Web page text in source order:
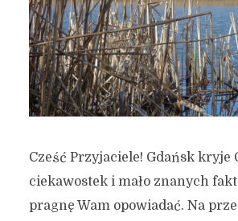
Cześć Przyjaciele! Gdańsk kryje
ciekawostek i mało znanych
pragnę Wam opowiadać. Na